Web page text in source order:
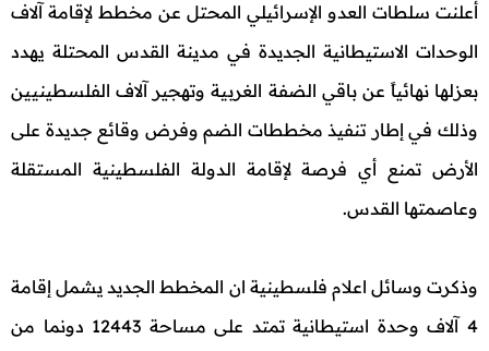
أعلنت سلطات العدو الإسرائيلي المحتل عن مخطط لإقامة آلاف
الوحدات الاستيطانية الجديدة في مدينة القدس المحتلة يهدد
بعزلها نهائياً عن باقي الضفة الغربية وتهجير آلاف الفلسطينيين
وذلك في إطار تنفيذ مخططات الضم وفرض وقائع جديدة على
الأرض تمنع أي فرصة لإقامة الدولة الفلسطينية المستقلة
وعاصمتها القدس.
وذكرت وسائل اعلام فلسطينية ان المخطط الجديد يشمل إقامة
4 آلاف وحدة استيطانية تمتد على مساحة 12443 دونما من